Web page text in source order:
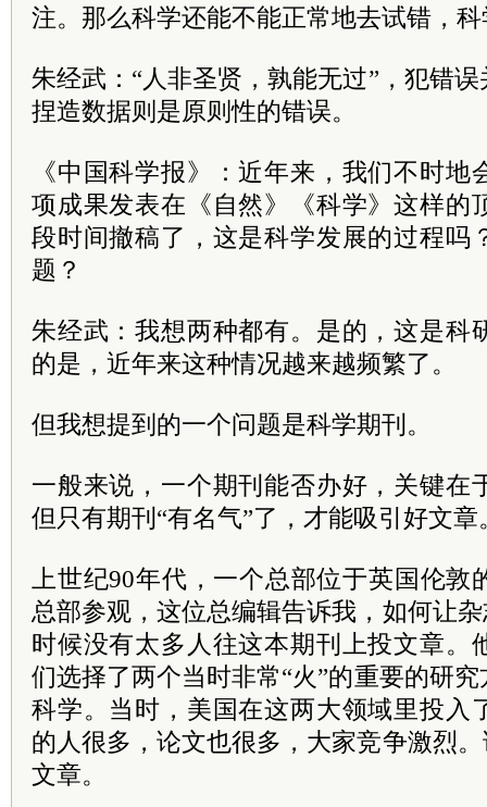
注。那么科学还能不能正常地去试错，
朱经武：“人非圣贤，孰能无过”，犯错
捏造数据则是原则性的错误。
《中国科学报》：近年来，我们不时
项成果发表在《自然》《科学》这样的
段时间撤稿了，这是科学发展的过程吗
题？
朱经武：我想两种都有。是的，这是科
的是，近年来这种情况越来越频繁了。
但我想提到的一个问题是科学期刊。
一般来说，一个期刊能否办好，关键在
但只有期刊“有名气”了，才能吸引好文章
上世纪90年代，一个总部位于英国伦
总部参观，这位总编辑告诉我，如何让
时候没有太多人往这本期刊上投文章。
们选择了两个当时非常“火”的重要的研
科学。当时，美国在这两大领域里投入
的人很多，论文也很多，大家竞争激烈
文章。